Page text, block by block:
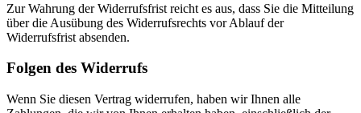
Zur Wahrung der Widerrufsfrist reicht es aus, dass Sie die Mitteilung
über die Ausübung des Widerrufsrechts vor Ablauf der
Widerrufsfrist absenden.
Folgen des Widerrufs
Wenn Sie diesen Vertrag widerrufen, haben wir Ihnen alle